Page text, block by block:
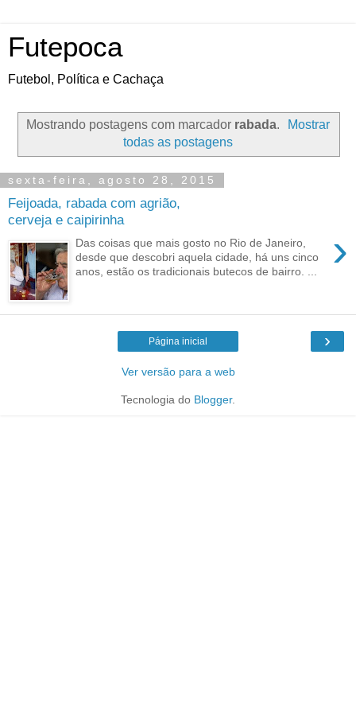
Futepoca
Futebol, Política e Cachaça
Mostrando postagens com marcador rabada.
Mostrar
todas as postagens
sexta-feira, agosto 28, 2015
Feijoada, rabada com agrião,
cerveja e caipirinha
›
Das coisas que mais gosto no Rio de Janeiro,
desde que descobri aquela cidade, há uns cinco
anos, estão os tradicionais butecos de bairro. ...
›
Página inicial
Ver versão para a web
Tecnologia do Blogger.